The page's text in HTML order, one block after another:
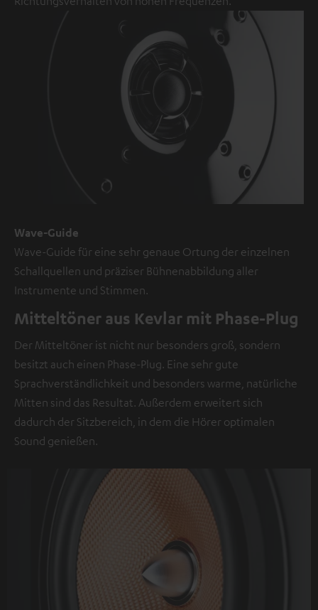
Wave-Guide
Wave-Guide für eine sehr genaue Ortung der einzelnen
Schallquellen und präziser Bühnenabbildung aller
Instrumente und Stimmen.
Mitteltöner aus Kevlar mit Phase-Plug
Der Mitteltöner ist nicht nur besonders groß, sondern
besitzt auch einen Phase-Plug. Eine sehr gute
Sprachverständlichkeit und besonders warme, natürliche
Mitten sind das Resultat. Außerdem erweitert sich
dadurch der Sitzbereich, in dem die Hörer optimalen
Sound genießen.